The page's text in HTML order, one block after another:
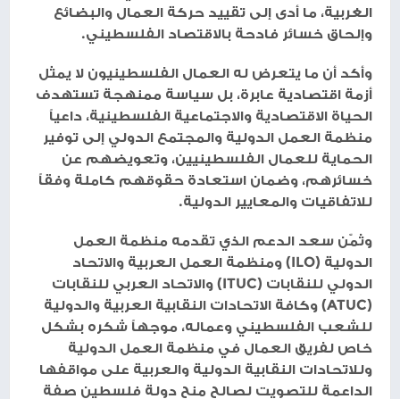
الغربية، ما أدى إلى تقييد حركة العمال والبضائع
وإلحاق خسائر فادحة بالاقتصاد الفلسطيني.
وأكد أن ما يتعرض له العمال الفلسطينيون لا يمثل
أزمة اقتصادية عابرة، بل سياسة ممنهجة تستهدف
الحياة الاقتصادية والاجتماعية الفلسطينية، داعياً
منظمة العمل الدولية والمجتمع الدولي إلى توفير
الحماية للعمال الفلسطينيين، وتعويضهم عن
خسائرهم، وضمان استعادة حقوقهم كاملة وفقاً
للاتفاقيات والمعايير الدولية.
وثمّن سعد الدعم الذي تقدمه منظمة العمل
الدولية (ILO) ومنظمة العمل العربية والاتحاد
الدولي للنقابات (ITUC) والاتحاد العربي للنقابات
(ATUC) وكافة الاتحادات النقابية العربية والدولية
للشعب الفلسطيني وعماله، موجهاً شكره بشكل
خاص لفريق العمال في منظمة العمل الدولية
وللاتحادات النقابية الدولية والعربية على مواقفها
الداعمة للتصويت لصالح منح دولة فلسطين صفة